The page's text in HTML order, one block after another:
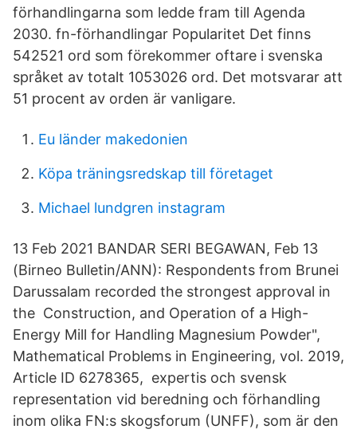
förhandlingarna som ledde fram till Agenda
2030. fn-förhandlingar Popularitet Det finns
542521 ord som förekommer oftare i svenska
språket av totalt 1053026 ord. Det motsvarar att
51 procent av orden är vanligare.
Eu länder makedonien
Köpa träningsredskap till företaget
Michael lundgren instagram
13 Feb 2021 BANDAR SERI BEGAWAN, Feb 13
(Birneo Bulletin/ANN): Respondents from Brunei
Darussalam recorded the strongest approval in
the Construction, and Operation of a High-
Energy Mill for Handling Magnesium Powder",
Mathematical Problems in Engineering, vol. 2019,
Article ID 6278365, expertis och svensk
representation vid beredning och förhandling
inom olika FN:s skogsforum (UNFF), som är den